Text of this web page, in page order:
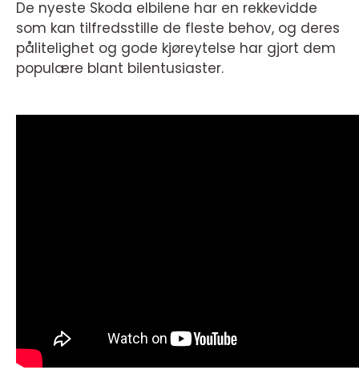
De nyeste Skoda elbilene har en rekkevidde
som kan tilfredsstille de fleste behov, og deres
pålitelighet og gode kjøreytelse har gjort dem
populære blant bilentusiaster.